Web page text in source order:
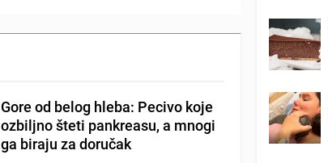
Gore od belog hleba: Pecivo koje
ozbiljno šteti pankreasu, a mnogi
ga biraju za doručak